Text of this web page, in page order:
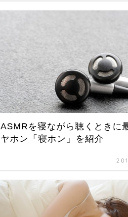
ASMRを寝ながら聴くときに
ヤホン「寝ホン」を紹介